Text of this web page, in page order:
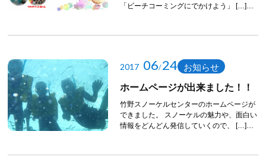
「ビーチコーミングにでかけよう」 […]…
2017 06/24
お知らせ
ホームページが出来ました！！
竹野スノーケルセンターのホームページが
できました。 スノーケルの魅力や、面白い
情報をどんどん発信していくので、 […]…